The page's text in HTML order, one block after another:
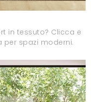
in tessuto? Clicca e
per spazi moderni.